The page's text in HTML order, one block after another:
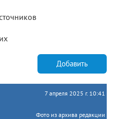
Добавить
7 апреля 2025 г. 10:41
Фото из архива редакции